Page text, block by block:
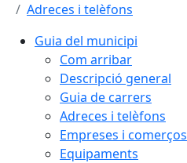
Adreces i telèfons
Guia del municipi
Com arribar
Descripció general
Guia de carrers
Adreces i telèfons
Empreses i comerços
Equipaments